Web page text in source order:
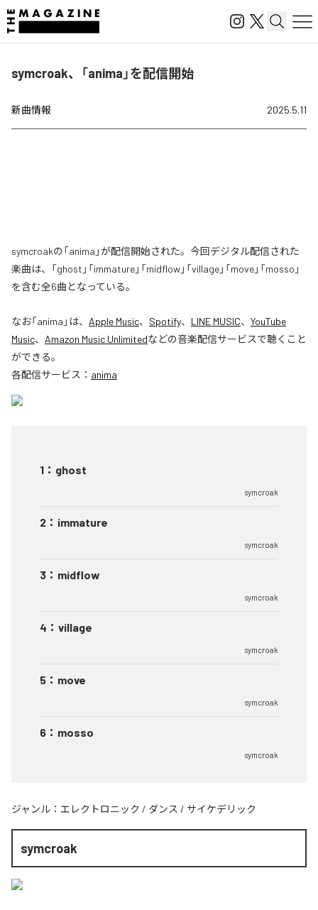
symcroak、「anima」を配信開始
新曲情報 2025.5.11
symcroakの「anima」が配信開始された。今回デジタル配信された
楽曲は、「ghost」「immature」「midflow」「village」「move」「mosso」
を含む全6曲となっている。
なお「anima 」は、 Apple Music、 Spotify、 LINE MUSIC、 YouTube
Music、 Amazon Music Unlimitedなどの音楽配信サービスで聴くこと
ができる。
各配信サービス： anima
1 ： ghost
symcroak
2 ： immature
symcroak
3 ： midflow
symcroak
4 ： village
symcroak
5 ： move
symcroak
6 ： mosso
symcroak
ジャンル： エレクトロニック / ダンス / サイケデリック
symcroak